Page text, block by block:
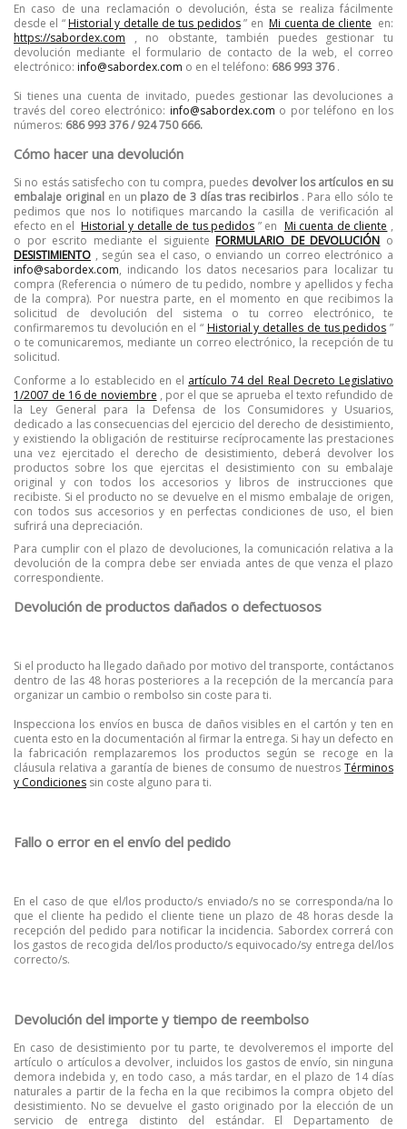
En caso de una reclamación o devolución, ésta se realiza fácilmente
desde el “ Historial y detalle de tus pedidos” en Mi cuenta de cliente en:
https://sabordex.com , no obstante, también puedes gestionar tu
devolución mediante el formulario de contacto de la web, el correo
electrónico: info@sabordex.com o en el teléfono: 686 993 376.
Si tienes una cuenta de invitado, puedes gestionar las devoluciones a
través del coreo electrónico: info@sabordex.com o por teléfono en los
números: 686 993 376 / 924 750 666.
Cómo hacer una devolución
Si no estás satisfecho con tu compra, puedes devolver los artículos en su
embalaje originalen un plazo de 3 días tras recibirlos. Para ello sólo te
pedimos que nos lo notifiques marcando la casilla de verificación al
efecto en el Historial y detalle de tus pedidos ” en Mi cuenta de cliente ,
o por escrito mediante el siguiente FORMULARIO DE DEVOLUCIÓN o
DESISTIMIENTO , según sea el caso, o enviando un correo electrónico a
info@sabordex.com, indicando los datos necesarios para localizar tu
compra (Referencia o número de tu pedido, nombre y apellidos y fecha
de la compra). Por nuestra parte, en el momento en que recibimos la
solicitud de devolución del sistema o tu correo electrónico, te
confirmaremos tu devolución en el “ Historial y detalles de tus pedidos ”
o te comunicaremos, mediante un correo electrónico, la recepción de tu
solicitud.
Conforme a lo establecido en el artículo 74 del Real Decreto Legislativo
1/2007 de 16 de noviembre , por el que se aprueba el texto refundido de
la Ley General para la Defensa de los Consumidores y Usuarios,
dedicado a las consecuencias del ejercicio del derecho de desistimiento,
y existiendo la obligación de restituirse recíprocamente las prestaciones
una vez ejercitado el derecho de desistimiento, deberá devolver los
productos sobre los que ejercitas el desistimiento con su embalaje
original y con todos los accesorios y libros de instrucciones que
recibiste. Si el producto no se devuelve en el mismo embalaje de origen,
con todos sus accesorios y en perfectas condiciones de uso, el bien
sufrirá una depreciación.
Para cumplir con el plazo de devoluciones, la comunicación relativa a la
devolución de la compra debe ser enviada antes de que venza el plazo
correspondiente.
Devolución de productos dañados o defectuosos
Si el producto ha llegado dañado por motivo del transporte, contáctanos
dentro de las 48 horas posteriores a la recepción de la mercancía para
organizar un cambio o rembolso sin coste para ti.
Inspecciona los envíos en busca de daños visibles en el cartón y ten en
cuenta esto en la documentación al firmar la entrega. Si hay un defecto en
la fabricación remplazaremos los productos según se recoge en la
cláusula relativa a garantía de bienes de consumo de nuestros Términos
y Condiciones sin coste alguno para ti.
Fallo o error en el envío del pedido
En el caso de que el/los producto/s enviado/s no se corresponda/na lo
que el cliente ha pedido el cliente tiene un plazo de 48 horas desde la
recepción del pedido para notificar la incidencia. Sabordex correrá con
los gastos de recogida del/los producto/s equivocado/sy entrega del/los
correcto/s.
Devolución del importe y tiempo de reembolso
En caso de desistimiento por tu parte, te devolveremos el importe del
artículo o artículos a devolver, incluidos los gastos de envío, sin ninguna
demora indebida y, en todo caso, a más tardar, en el plazo de 14 días
naturales a partir de la fecha en la que recibimos la compra objeto del
desistimiento. No se devuelve el gasto originado por la elección de un
servicio de entrega distinto del estándar. El Departamento de